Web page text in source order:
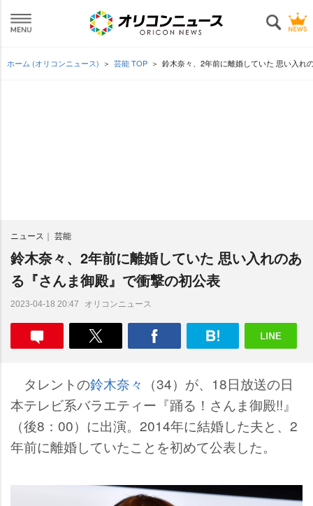
ホーム (オリコンニュース) 芸能 TOP 鈴木奈々、2年前に離婚していた 思い入れ
ニュース 芸能
鈴木奈々、2年前に離婚していた 思い入れのあ
る『さんま御殿』で衝撃の初公表
2023-04-18 20:47 オリコンニュース
タレントの鈴木奈々 （34）が、18日放送の日
本テレビ系バラエティー『踊る！さんま御殿!!』
（後8：00）に出演。2014年に結婚した夫と、2
年前に離婚していたことを初めて公表した。